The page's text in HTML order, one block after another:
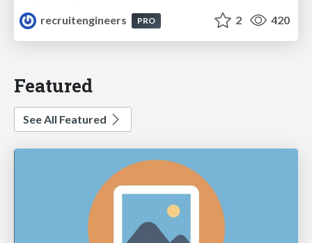
recruitengineers
PRO 2 420
Featured
See All Featured